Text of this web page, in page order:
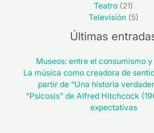
Teatro (21)
Televisión (5)
Últimas
Museos: entre el consumismo
La música como creadora de
partir de “Una historia
“Psicosis” de Alfred Hitchcock
expectativas